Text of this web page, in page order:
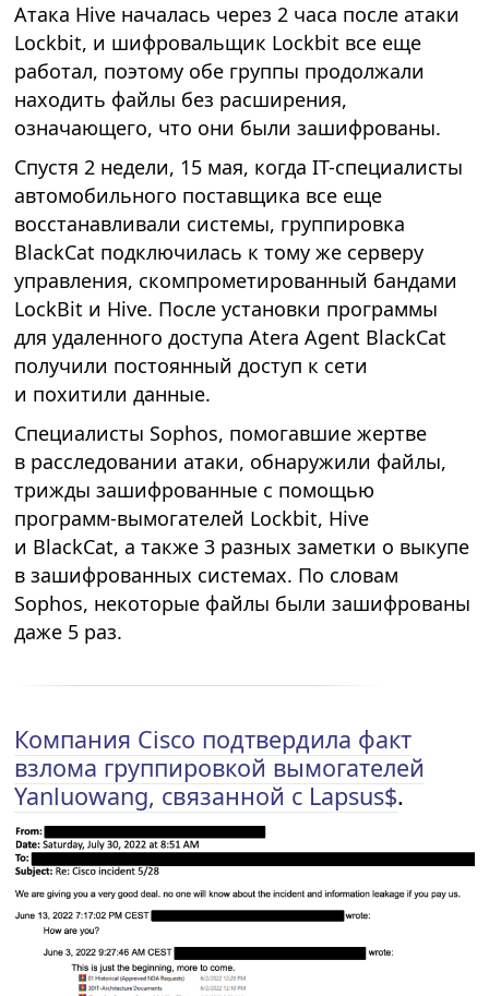
Атака Hive началась через 2 часа после атаки
Lockbit, и шифровальщик Lockbit все еще
работал, поэтому обе группы продолжали
находить файлы без расширения,
означающего, что они были зашифрованы.
Спустя 2 недели, 15 мая, когда IT-специалисты
автомобильного поставщика все еще
восстанавливали системы, группировка
BlackCat подключилась к тому же серверу
управления, скомпрометированный бандами
LockBit и Hive. После установки программы
для удаленного доступа Atera Agent BlackCat
получили постоянный доступ к сети
и похитили данные.
Специалисты Sophos, помогавшие жертве
в расследовании атаки, обнаружили файлы,
трижды зашифрованные с помощью
программ-вымогателей Lockbit, Hive
и BlackCat, а также 3 разных заметки о выкупе
в зашифрованных системах. По словам
Sophos, некоторые файлы были зашифрованы
даже 5 раз.
Компания Cisco подтвердила факт
взлома группировкой вымогателей
Yanluowang, связанной с Lapsus$.